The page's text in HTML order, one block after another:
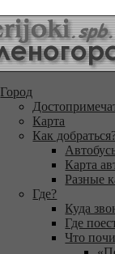
Город
Карта
Как
Карта
Разные
Где?
Куда
Где
Что